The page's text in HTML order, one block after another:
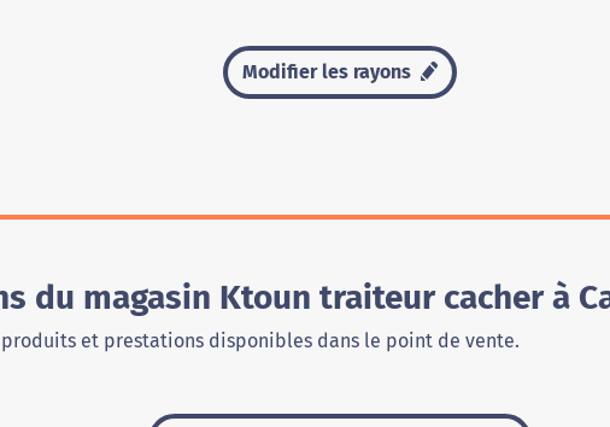
Modifier les rayons
du magasin Ktoun traiteur cacher à
et prestations disponibles dans le point de vente.